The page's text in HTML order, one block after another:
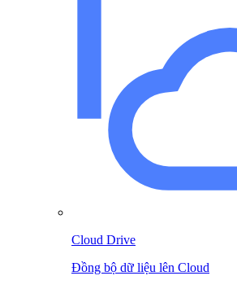
Cloud Drive
Đồng bộ dữ liệu lên Cloud